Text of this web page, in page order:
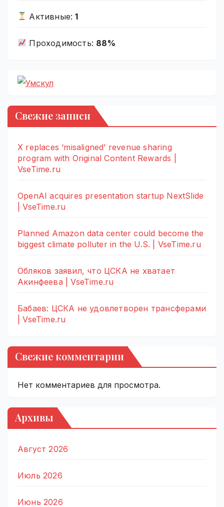
Активные:1
Проходимость: 88%
Свежие записи
X replaces ‘misaligned’ revenue sharing
program with Original Content Rewards |
VseTime.ru
OpenAI acquires presentation startup NextSlide
| VseTime.ru
Planned Amazon data center could become the
biggest climate polluter in the U.S. | VseTime.ru
Обляков заявил, что ЦСКА не хватает
Акинфеева | VseTime.ru
Бабаев: ЦСКА не удовлетворен трансферами
| VseTime.ru
Свежие комментарии
Нет комментариев для просмотра.
Архивы
Август 2026
Июль 2026
Июнь 2026